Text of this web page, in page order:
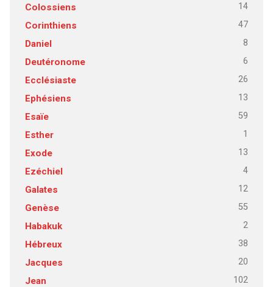
Colossiens 14
Corinthiens 47
Daniel 8
Deutéronome 6
Ecclésiaste 26
Ephésiens 13
Esaïe 59
Esther 1
Exode 13
Ezéchiel 4
Galates 12
Genèse 55
Habakuk 2
Hébreux 38
Jacques 20
Jean 102